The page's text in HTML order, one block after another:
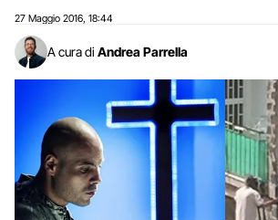
27 Maggio 2016 18:44
A cura di Andrea Parrella